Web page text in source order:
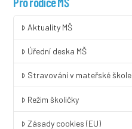
Aktuality MŠ
Úřední deska MŠ
Stravování v mateřské škole
Režim školičky
Zásady cookies (EU)